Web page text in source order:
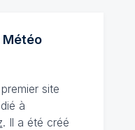
site
à
. Il a été créé